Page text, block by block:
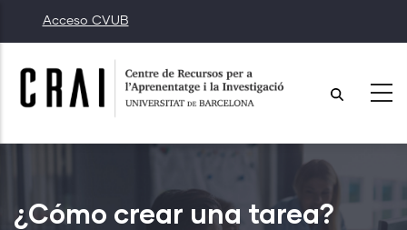
al
contenido
principal
Acceso CVUB
¿Cómo crear una tarea?